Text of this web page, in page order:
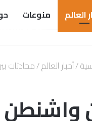
العالم منوعات
/أخبار العالم/محادثات